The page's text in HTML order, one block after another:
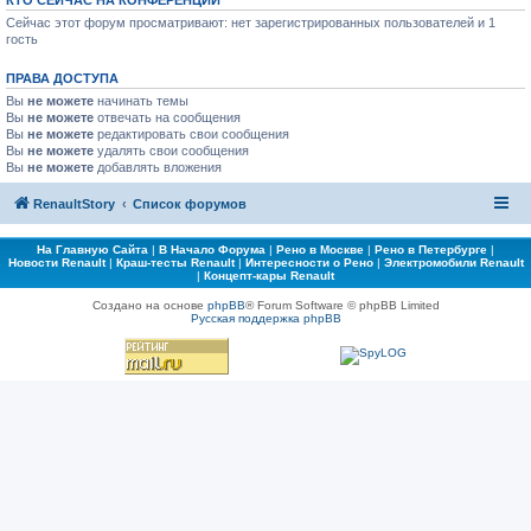
Сейчас этот форум просматривают: нет зарегистрированных пользователей и 1
гость
ПРАВА ДОСТУПА
Вы не можете начинать темы
Вы не можете отвечать на сообщения
Вы не можете редактировать свои сообщения
Вы не можете удалять свои сообщения
Вы не можете добавлять вложения
RenaultStory Список форумов
На Главную Сайта | В Начало Форума | Рено в Москве | Рено в Петербурге |
Новости Renault| Краш-тесты Renault| Интересности о Рено| Электромобили Renault
| Концепт-кары Renault
Создано на основе phpBB® Forum Software © phpBB Limited
Русская поддержка phpBB